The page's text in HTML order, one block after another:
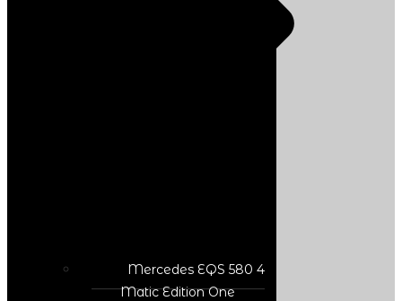
Mercedes EQS 580 4
Matic Edition One